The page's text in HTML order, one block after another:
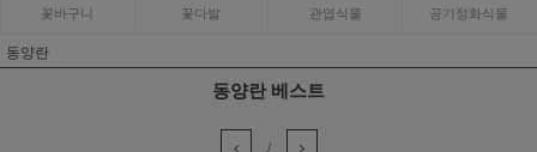
꽃바구니 꽃다발 관엽식물 공기정화식물
동양란
동양란 베스트
/